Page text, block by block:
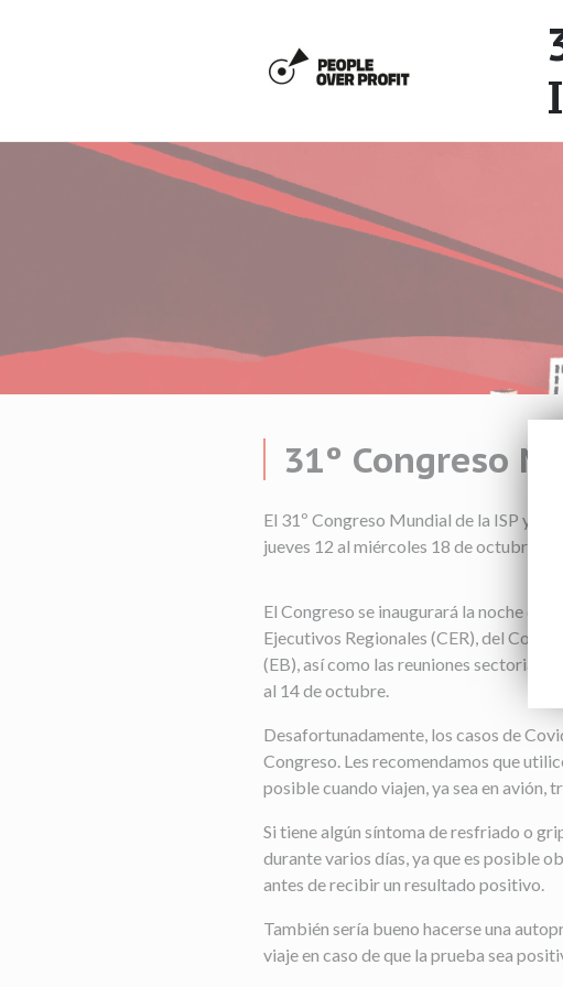
31º Congreso
El 31º Congreso Mundial de la ISP y
jueves 12 al miércoles 18 de octubre de
El Congreso se inaugurará la noche del
Ejecutivos Regionales (CER), del
(EB), así como las reuniones
al 14 de octubre.
Desafortunadamente, los casos de
Congreso. Les recomendamos que
posible cuando viajen, ya sea en avión,
Si tiene algún síntoma de resfriado o
durante varios días, ya que es posible
antes de recibir un resultado positivo.
También sería bueno hacerse una
viaje en caso de que la prueba sea